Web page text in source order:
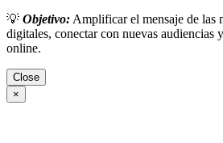
💡 Objetivo: Amplificar el mensaje de las
digitales, conectar con nuevas audiencias
online.
Close
×